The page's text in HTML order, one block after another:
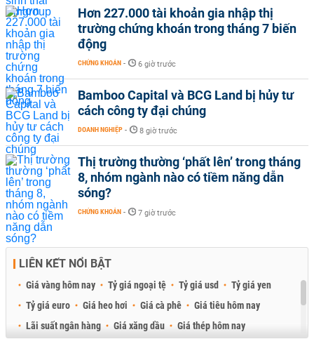
Hơn 227.000 tài khoản gia nhập thị
trường chứng khoán trong tháng 7 biến
động
CHỨNG KHOÁN - 6 giờ trước
Bamboo Capital và BCG Land bị hủy tư
cách công ty đại chúng
DOANH NGHIỆP - 8 giờ trước
Thị trường thường ‘phất lên’ trong tháng
8, nhóm ngành nào có tiềm năng dẫn
sóng?
CHỨNG KHOÁN - 7 giờ trước
LIÊN KẾT NỔI BẬT
Giá vàng hôm nay Tỷ giá ngoại tệ Tỷ giá usd
Tỷ giá yen
Tỷ giá euro
Giá heo hơi Giá cà phê
Giá tiêu hôm nay
Lãi suất ngân hàng
Giá xăng dầu Giá thép hôm nay